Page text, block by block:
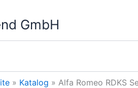
GmbH
» Katalog » Alfa Romeo RDKS